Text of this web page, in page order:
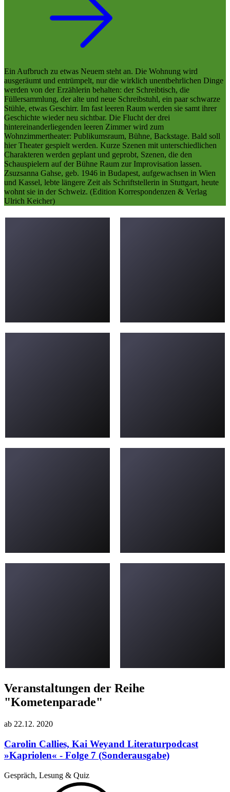
Ein Aufbruch zu etwas Neuem steht an. Die Wohnung wird
ausgeräumt und entrümpelt, nur die wirklich unentbehrlichen Dinge
werden von der Erzählerin behalten: der Schreibtisch, die
Füllersammlung, der alte und neue Schreibstuhl, ein paar schwarze
Stühle, etwas Geschirr. Im fast leeren Raum werden sie samt ihrer
Geschichte wieder neu sichtbar. Die Flucht der drei
hintereinanderliegenden leeren Zimmer wird zum
Wohnzimmertheater: Publikumsraum, Bühne, Backstage. Bald soll
hier Theater gespielt werden. Kurze Szenen mit unterschiedlichen
Charakteren werden geplant und geprobt, Szenen, die den
Schauspielern auf der Bühne Raum zur Improvisation lassen.
Zsuzsanna Gahse, geb. 1946 in Budapest, aufgewachsen in Wien
und Kassel, lebte längere Zeit als Schriftstellerin in Stuttgart, heute
wohnt sie in der Schweiz. (Edition Korrespondenzen & Verlag
Ulrich Keicher)
Veranstaltungen der Reihe
"Kometenparade"
ab 22.12. 2020
Carolin Callies, Kai Weyand Literaturpodcast
»Kapriolen« - Folge 7 (Sonderausgabe)
Gespräch, Lesung & Quiz